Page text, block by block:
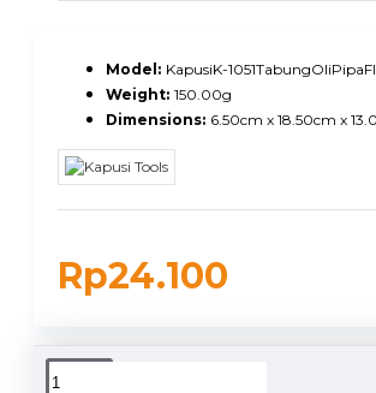
Rp24.100
Model: KapusiK-
Weight: 150.00g
Dimensions: 6.50cm x 18.50cm x
DUKUNGAN PENGIRIMAN